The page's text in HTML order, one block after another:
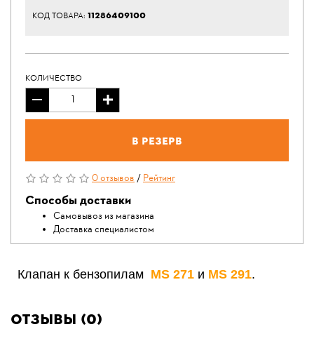
КОД ТОВАРА: 11286409100
КОЛИЧЕСТВО
В резерв
0 отзывов/Рейтинг
Способы доставки
Самовывоз из магазина
Доставка специалистом
Клапан к бензопилам MS 271 и MS 291.
Отзывы (0)